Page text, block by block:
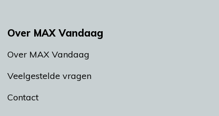
Over MAX Vandaag
Over MAX Vandaag
Veelgestelde vragen
Contact